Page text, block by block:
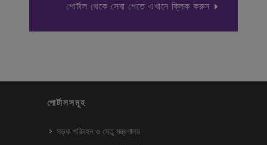
পোর্টাল থেকে সেবা পেতে এখানে ক্লিক করুন
পোর্টালসমূহ
সড়ক পরিবহন ও সেতু মন্ত্রণালয়